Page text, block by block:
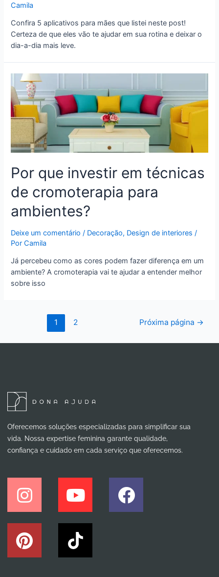
Camila
Confira 5 aplicativos para mães que listei neste post!
Certeza de que eles vão te ajudar em sua rotina e deixar o
dia-a-dia mais leve.
Por que investir em técnicas
de cromoterapia para
ambientes?
Deixe um comentário / Decoração, Design de interiores /
PorCamila
Já percebeu como as cores podem fazer diferença em um
ambiente? A cromoterapia vai te ajudar a entender melhor
sobre isso
1 2 Próxima página →
Oferecemos soluções especializadas para simplificar sua
vida. Nossa expertise feminina garante qualidade,
confiança e cuidado em cada serviço que oferecemos.